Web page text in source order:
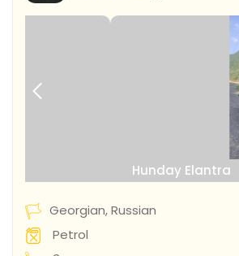
prev
Hunday Elantra
Georgian, Russian
Petrol